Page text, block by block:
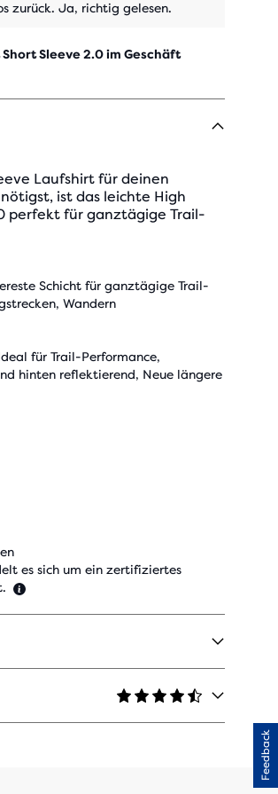
zurück. Ja, richtig gelesen.
Sleeve 2.0 im Geschäft
Laufshirt für deinen
ist das leichte High
perfekt für ganztägige Trail-
Schicht für ganztägige Trail-
Wandern
für Trail-Performance,
hinten reflektierend, Neue längere
es sich um ein zertifiziertes
Feedback